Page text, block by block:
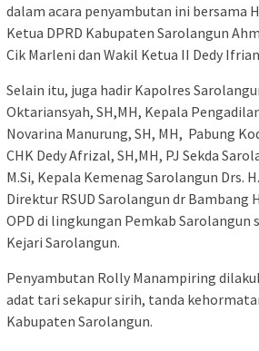
dalam acara penyambutan ini bersama
Ketua DPRD Kabupaten Sarolangun
Cik Marleni dan Wakil Ketua II Dedy
Selain itu, juga hadir Kapolres
Oktariansyah, SH,MH, Kepala
Novarina Manurung, SH, MH, Pabung
CHK Dedy Afrizal, SH,MH, PJ Sekda
M.Si, Kepala Kemenag Sarolangun Drs.
Direktur RSUD Sarolangun dr Bambang
OPD di lingkungan Pemkab Sarolangun
Kejari Sarolangun.
Penyambutan Rolly Manampiring
adat tari sekapur sirih, tanda
Kabupaten Sarolangun.